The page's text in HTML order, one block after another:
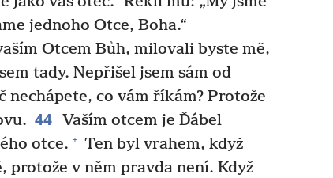
jednoho Otce, Boha.“
Otcem Bůh, milovali byste mě,
tady. Nepřišel jsem sám od
nechápete, co vám říkám? Protože
44 Vaším otcem je Ďábel
otce. + Ten byl vrahem, když
protože v něm pravda není. Když